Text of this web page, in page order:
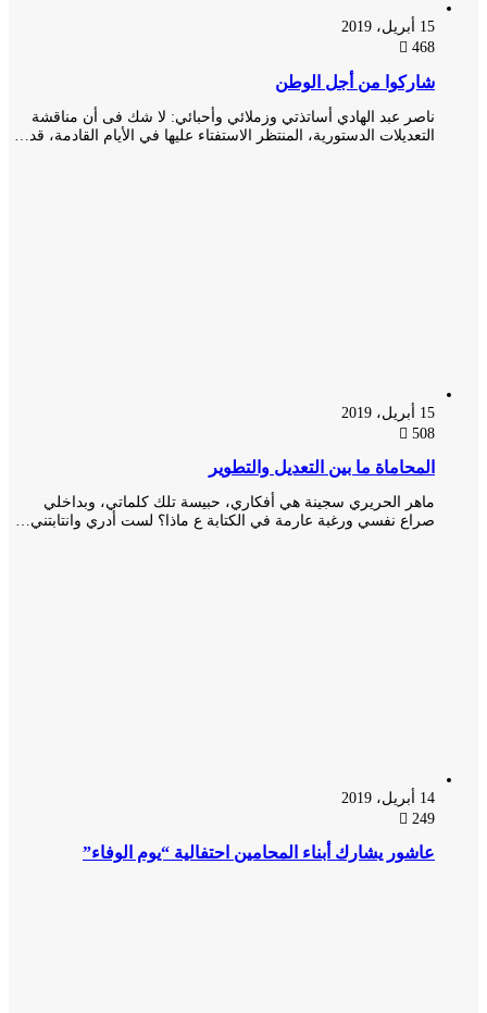
شاركوا من أجل الوطن
ناصر عبد الهادي أساتذتي وزملائي وأحبائي: لا شك فى أن مناقشة
التعديلات الدستورية، المنتظر الاستفتاء عليها في الأيام القادمة، قد…
المحاماة ما بين التعديل والتطوير
ماهر الحريري سجينة هي أفكاري، حبيسة تلك كلماتي، وبداخلي
صراع نفسي ورغبة عارمة في الكتابة ع ماذا؟ لست أدري وانتابتني…
عاشور يشارك أبناء المحامين احتفالية “يوم الوفاء”